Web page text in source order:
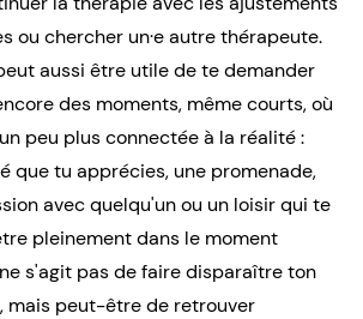
ou chercher un·e autre thérapeute.
aussi être utile de te demander
des moments, même courts, où
peu plus connectée à la réalité :
que tu apprécies, une promenade,
avec quelqu'un ou un loisir qui te
pleinement dans le moment
s'agit pas de faire disparaître ton
mais peut-être de retrouver